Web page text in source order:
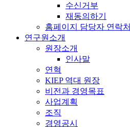
수신거부
재동의하기
홈페이지 담당자 연락처
연구원소개
원장소개
인사말
연혁
KIEP 역대 원장
비전과 경영목표
사업계획
조직
경영공시